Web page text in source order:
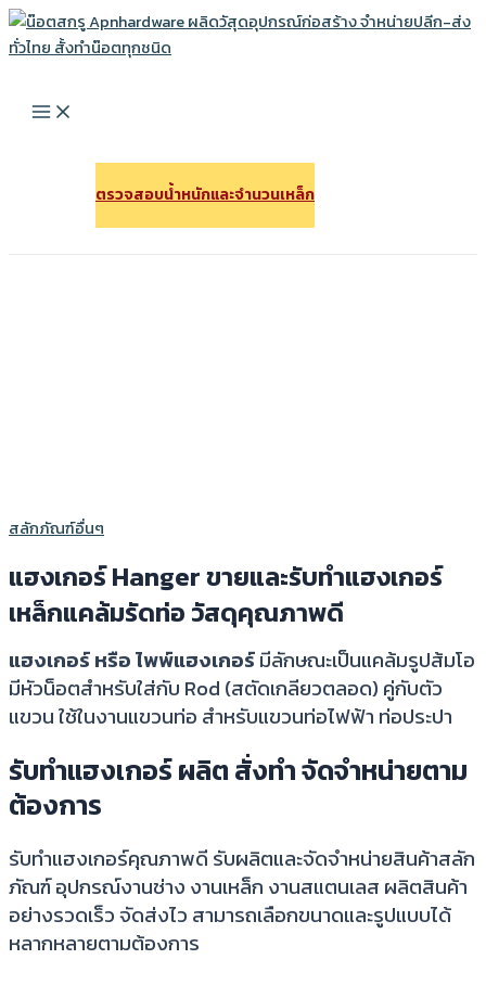
Skip
to
Main
Menu
ตรวจสอบนํ้าหนักและจํานวนเหล็ก
สลักภัณฑ์อื่นๆ
แฮงเกอร์ Hanger ขายและรับทำแฮงเกอร์
เหล็กแคล้มรัดท่อ วัสดุคุณภาพดี
แฮงเกอร์ หรือ ไพพ์แฮงเกอร์มีลักษณะเป็นแคล้มรูปส้มโอ
มีหัวน็อตสำหรับใส่กับ Rod (สตัดเกลียวตลอด) คู่กับตัว
แขวน ใช้ในงานแขวนท่อ สำหรับแขวนท่อไฟฟ้า ท่อประปา
รับทำแฮงเกอร์ ผลิต สั่งทำ จัดจำหน่ายตาม
ต้องการ
รับทำแฮงเกอร์คุณภาพดี รับผลิตและจัดจำหน่ายสินค้าสลัก
ภัณฑ์ อุปกรณ์งานช่าง งานเหล็ก งานสแตนเลส ผลิตสินค้า
อย่างรวดเร็ว จัดส่งไว สามารถเลือกขนาดและรูปแบบได้
หลากหลายตามต้องการ